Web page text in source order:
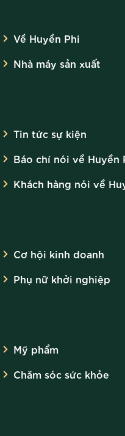
Về Huyền Phi
Nhà máy sản xuất
Tin tức sự kiện
Báo chí nói về Huyền
Khách hàng nói về
Cơ hội kinh doanh
Phụ nữ khởi nghiệp
Mỹ phẩm
Chăm sóc sức khỏe